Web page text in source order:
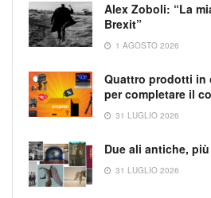
Alex Zoboli: “La
Brexit”
1 AGOSTO 2026
Quattro prodotti in
per completare il
31 LUGLIO 2026
Due ali antiche,
31 LUGLIO 2026